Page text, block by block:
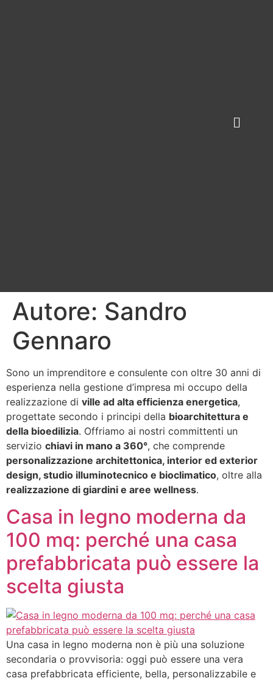
Autore: Sandro
Gennaro
Sono un imprenditore e consulente con oltre 30 anni di
esperienza nella gestione d’impresa mi occupo della
realizzazione di ville ad alta efficienza energetica,
progettate secondo i principi della bioarchitettura e
della bioedilizia. Offriamo ai nostri committenti un
servizio chiavi in mano a 360°, che comprende
personalizzazione architettonica, interior ed exterior
design, studio illuminotecnico e bioclimatico, oltre alla
realizzazione di giardini e aree wellness.
Casa in legno moderna da
100 mq: perché una casa
prefabbricata può essere la
scelta giusta
Una casa in legno moderna non è più una soluzione
secondaria o provvisoria: oggi può essere una vera
casa prefabbricata efficiente, bella, personalizzabile e